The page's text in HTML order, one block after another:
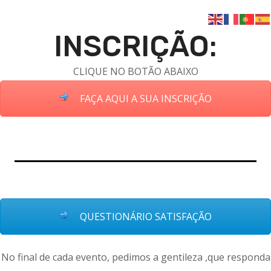
INSCRIÇÃO:
CLIQUE NO BOTÃO ABAIXO
FAÇA AQUI A SUA INSCRIÇÃO
QUESTIONÁRIO SATISFAÇÃO
No final de cada evento, pedimos a gentileza ,que responda